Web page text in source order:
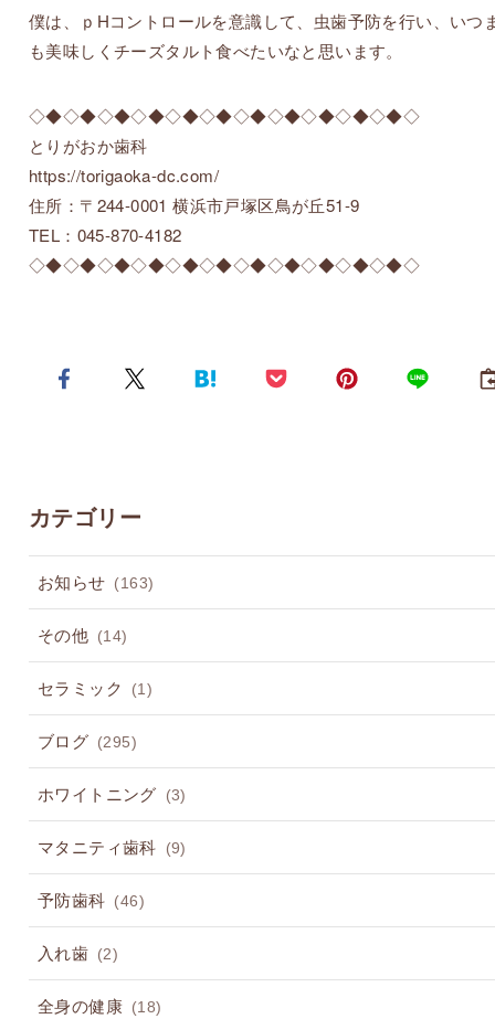
僕は、ｐHコントロールを意識して、虫歯予防を行い、いつ
も美味しくチーズタルト食べたいなと思います。
◇◆◇◆◇◆◇◆◇◆◇◆◇◆◇◆◇◆◇◆◇◆◇
とりがおか歯科
https://torigaoka-dc.com/
住所：〒244-0001 横浜市戸塚区鳥が丘51-9
TEL：045-870-4182
◇◆◇◆◇◆◇◆◇◆◇◆◇◆◇◆◇◆◇◆◇◆◇
カテゴリー
お知らせ (163)
その他 (14)
セラミック (1)
ブログ (295)
ホワイトニング (3)
マタニティ歯科 (9)
予防歯科 (46)
入れ歯 (2)
全身の健康 (18)